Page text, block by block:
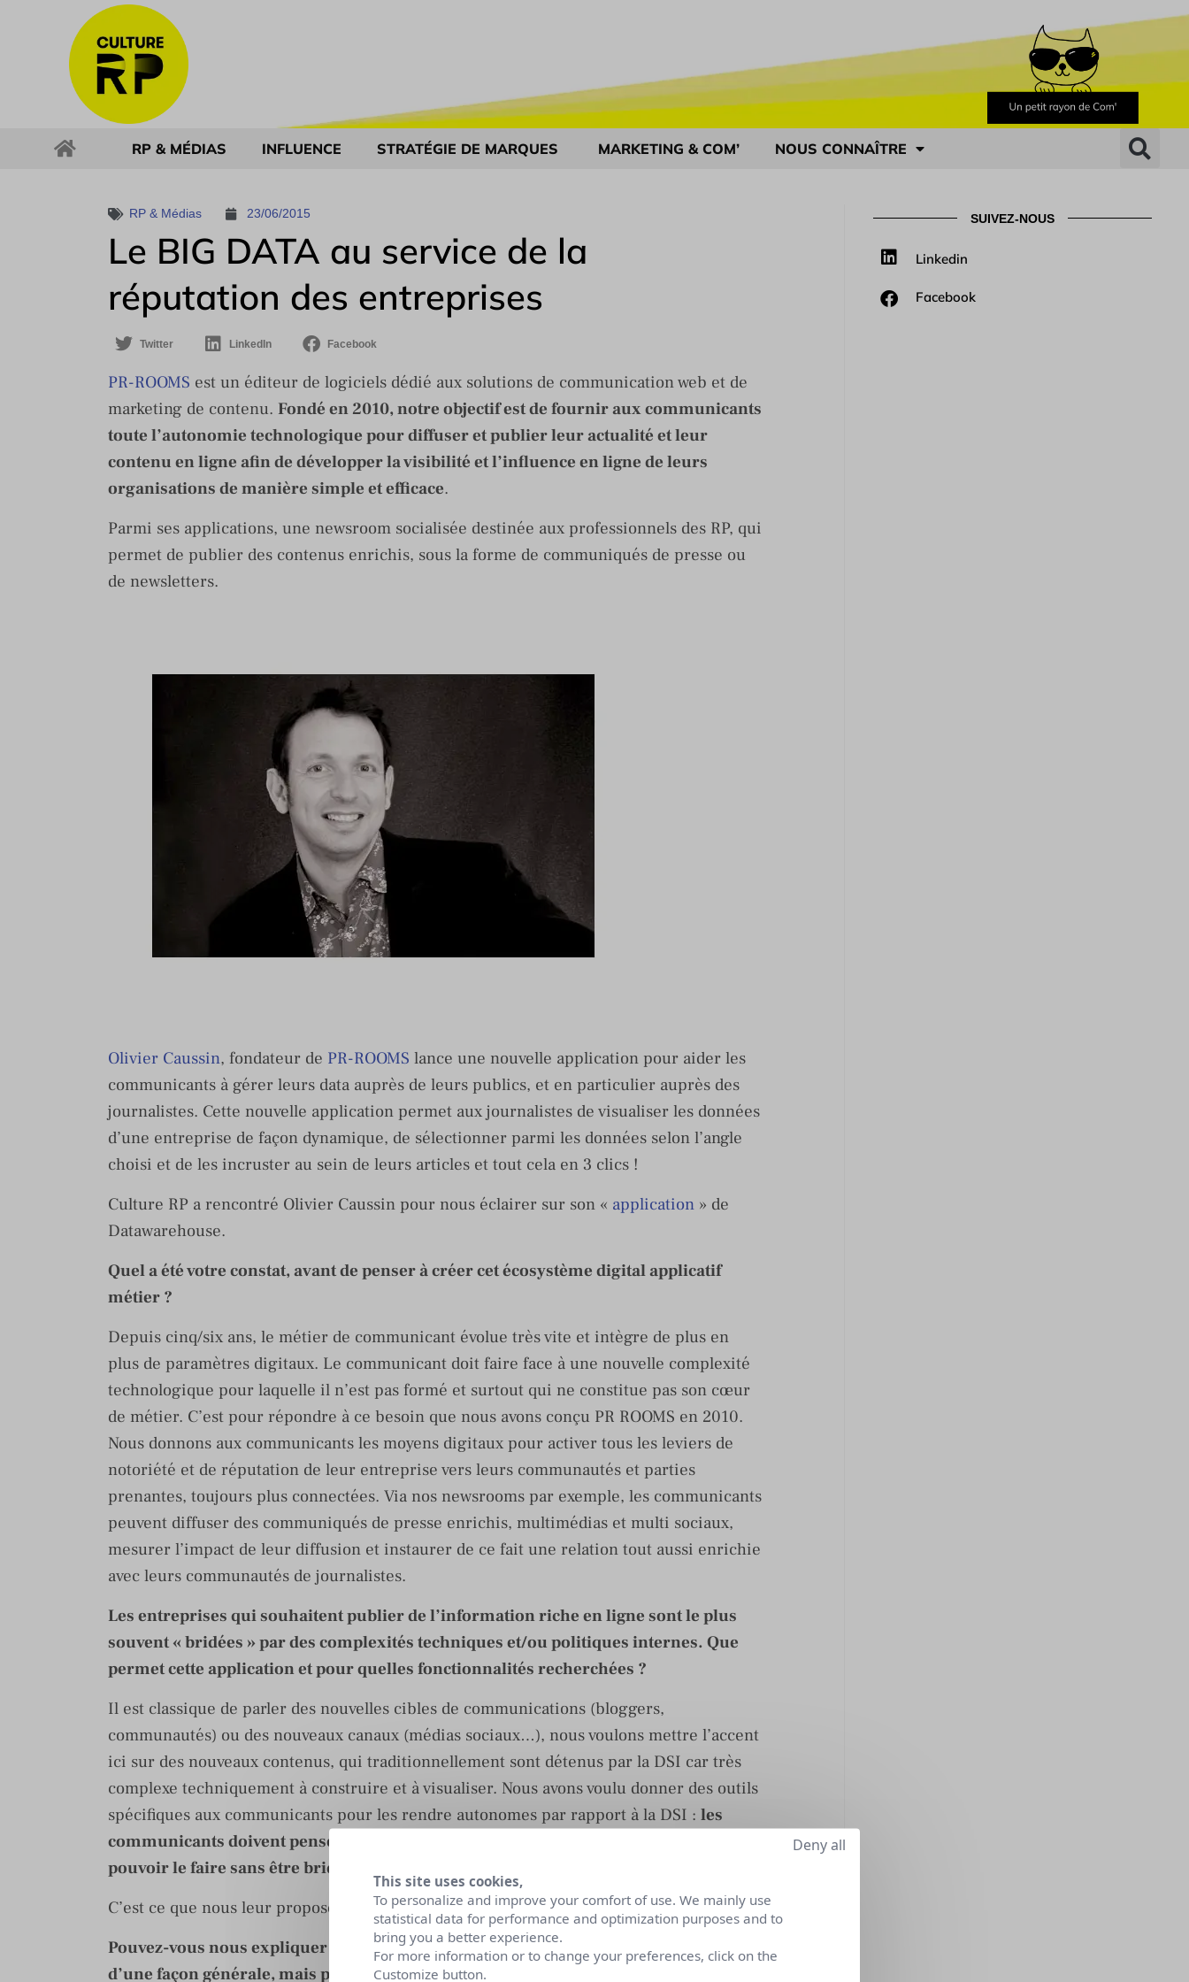
RP & MÉDIAS INFLUENCE STRATÉGIE DE MARQUES MARKETING & COM’ NOUS CONNAÎTRE
RP & Médias 23/06/2015
Le BIG DATA au service de la
réputation des entreprises
Twitter LinkedIn Facebook
PR-ROOMS est un éditeur de logiciels dédié aux solutions de communication web et de
marketing de contenu. Fondé en 2010, notre objectif est de fournir aux communicants
toute l’autonomie technologique pour diffuser et publier leur actualité et leur
contenu en ligne afin de développer la visibilité et l’influence en ligne de leurs
organisations de manière simple et efficace.
Parmi ses applications, une newsroom socialisée destinée aux professionnels des RP, qui
permet de publier des contenus enrichis, sous la forme de communiqués de presse ou
de newsletters.
Olivier Caussin, fondateur de PR-ROOMS lance une nouvelle application pour aider les
communicants à gérer leurs data auprès de leurs publics, et en particulier auprès des
journalistes. Cette nouvelle application permet aux journalistes de visualiser les données
d’une entreprise de façon dynamique, de sélectionner parmi les données selon l’angle
choisi et de les incruster au sein de leurs articles et tout cela en 3 clics !
Culture RP a rencontré Olivier Caussin pour nous éclairer sur son « application » de
Datawarehouse.
Quel a été votre constat, avant de penser à créer cet écosystème digital applicatif
métier ?
Depuis cinq/six ans, le métier de communicant évolue très vite et intègre de plus en
plus de paramètres digitaux. Le communicant doit faire face à une nouvelle complexité
technologique pour laquelle il n’est pas formé et surtout qui ne constitue pas son cœur
de métier. C’est pour répondre à ce besoin que nous avons conçu PR ROOMS en 2010.
Nous donnons aux communicants les moyens digitaux pour activer tous les leviers de
notoriété et de réputation de leur entreprise vers leurs communautés et parties
prenantes, toujours plus connectées. Via nos newsrooms par exemple, les communicants
peuvent diffuser des communiqués de presse enrichis, multimédias et multi sociaux,
mesurer l’impact de leur diffusion et instaurer de ce fait une relation tout aussi enrichie
avec leurs communautés de journalistes.
Les entreprises qui souhaitent publier de l’information riche en ligne sont le plus
souvent « bridées » par des complexités techniques et/ou politiques internes. Que
permet cette application et pour quelles fonctionnalités recherchées ?
Il est classique de parler des nouvelles cibles de communications (bloggers,
communautés) ou des nouveaux canaux (médias sociaux…), nous voulons mettre l’accent
ici sur des nouveaux contenus, qui traditionnellement sont détenus par la DSI car très
complexe techniquement à construire et à visualiser. Nous avons voulu donner des outils
spécifiques aux communicants pour les rendre autonomes par rapport à la DSI : les
communicants doivent penser la réputation et l’influence de leur entreprise et
pouvoir le faire sans être bridés techniquement
C’est ce que nous leur proposons à PR ROOMS.
Pouvez-vous nous expliquer pourquoi l’utilisation des Data est aussi importante
d’une façon générale, mais plus particulièrement pour les communicants et pour la
SUIVEZ-NOUS
Linkedin
Facebook
This site uses cookies,
To personalize and improve your comfort of use. We mainly use
statistical data for performance and optimization purposes and to
bring you a better experience.
For more information or to change your preferences, click on the
Customize button.
Deny all